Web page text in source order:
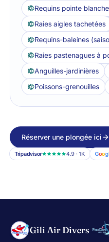
Requins pointe
Raies aigles tachetées
Requins-baleines
Raies pastenagues à
Anguilles-jardinières
Poissons-grenouilles
Réserver une plongée ici
Tripadvisor 4.9 · 1K Goog
Gili Air Divers